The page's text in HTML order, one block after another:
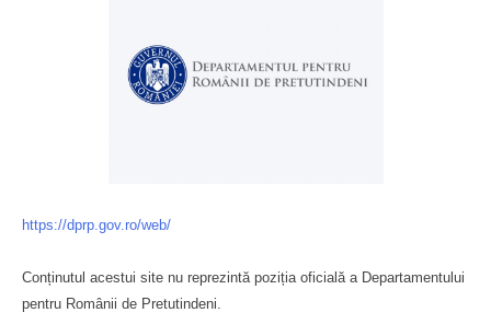
https://dprp.gov.ro/web/
Conținutul acestui site nu reprezintă poziția oficială a Departamentului
pentru Românii de Pretutindeni.